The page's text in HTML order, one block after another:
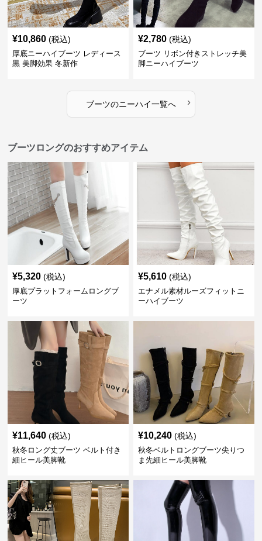
¥10,860 (税込)
厚底ニーハイブーツ レディース
黒 美脚効果 冬新作
¥2,780 (税込)
ブーツ リボン付きストレッチ美
脚ニーハイブーツ
ブーツのニーハイ一覧へ ›
ブーツロングのおすすめアイテム
¥5,320 (税込)
厚底プラットフォームロングブ
ーツ
¥5,610 (税込)
エナメル素材ルーズフィットニ
ーハイブーツ
¥11,640 (税込)
秋冬ロング丈ブーツ ベルト付き
細ヒール美脚靴
¥10,240 (税込)
秋冬ベルトロングブーツ尖りつ
ま先細ヒール美脚靴